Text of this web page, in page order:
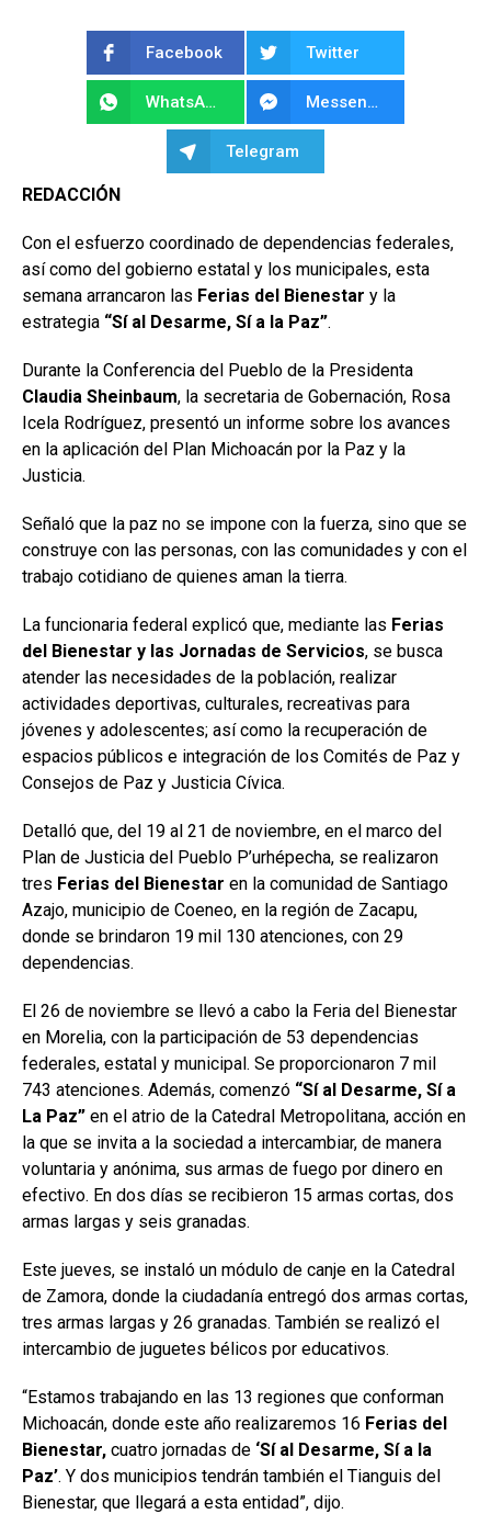
Facebook Twitter
WhatsApp Messenger
Telegram
REDACCIÓN
Con el esfuerzo coordinado de dependencias federales,
así como del gobierno estatal y los municipales, esta
semana arrancaron las Ferias del Bienestar y la
estrategia “Sí al Desarme, Sí a la Paz”.
Durante la Conferencia del Pueblo de la Presidenta
Claudia Sheinbaum, la secretaria de Gobernación, Rosa
Icela Rodríguez, presentó un informe sobre los avances
en la aplicación del Plan Michoacán por la Paz y la
Justicia.
Señaló que la paz no se impone con la fuerza, sino que se
construye con las personas, con las comunidades y con el
trabajo cotidiano de quienes aman la tierra.
La funcionaria federal explicó que, mediante las Ferias
del Bienestar y las Jornadas de Servicios, se busca
atender las necesidades de la población, realizar
actividades deportivas, culturales, recreativas para
jóvenes y adolescentes; así como la recuperación de
espacios públicos e integración de los Comités de Paz y
Consejos de Paz y Justicia Cívica.
Detalló que, del 19 al 21 de noviembre, en el marco del
Plan de Justicia del Pueblo P’urhépecha, se realizaron
tres Ferias del Bienestar en la comunidad de Santiago
Azajo, municipio de Coeneo, en la región de Zacapu,
donde se brindaron 19 mil 130 atenciones, con 29
dependencias.
El 26 de noviembre se llevó a cabo la Feria del Bienestar
en Morelia, con la participación de 53 dependencias
federales, estatal y municipal. Se proporcionaron 7 mil
743 atenciones. Además, comenzó “Sí al Desarme, Sí a
La Paz” en el atrio de la Catedral Metropolitana, acción en
la que se invita a la sociedad a intercambiar, de manera
voluntaria y anónima, sus armas de fuego por dinero en
efectivo. En dos días se recibieron 15 armas cortas, dos
armas largas y seis granadas.
Este jueves, se instaló un módulo de canje en la Catedral
de Zamora, donde la ciudadanía entregó dos armas cortas,
tres armas largas y 26 granadas. También se realizó el
intercambio de juguetes bélicos por educativos.
“Estamos trabajando en las 13 regiones que conforman
Michoacán, donde este año realizaremos 16 Ferias del
Bienestar, cuatro jornadas de ‘Sí al Desarme, Sí a la
Paz’. Y dos municipios tendrán también el Tianguis del
Bienestar, que llegará a esta entidad”, dijo.